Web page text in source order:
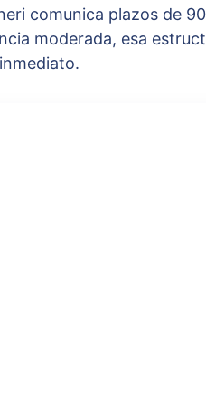
comunica plazos de
moderada, esa